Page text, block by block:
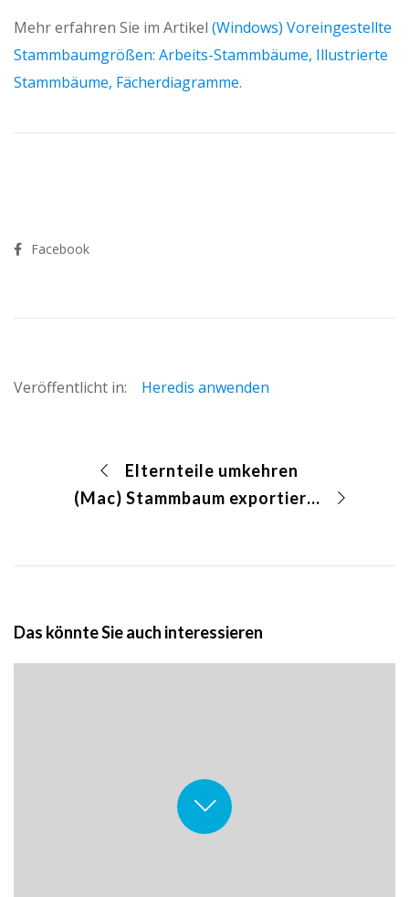
Mehr erfahren Sie im Artikel (Windows) Voreingestellte
Stammbaumgrößen: Arbeits-Stammbäume, Illustrierte
Stammbäume, Fächerdiagramme.
Facebook
Veröffentlicht in: Heredis anwenden
Elternteile umkehren
(Mac) Stammbaum exportieren
Das könnte Sie auch interessieren